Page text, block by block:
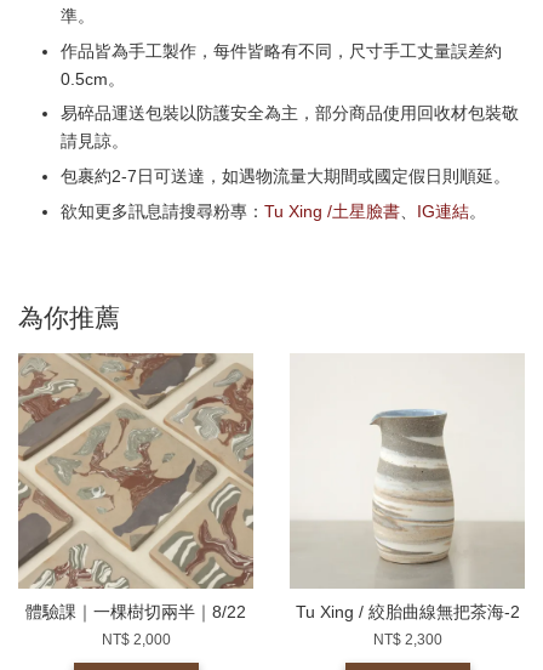
準。
作品皆為手工製作，每件皆略有不同，尺寸手工丈量誤差約
0.5cm。
易碎品運送包裝以防護安全為主，部分商品使用回收材包裝敬
請見諒。
包裹約2-7日可送達，如遇物流量大期間或國定假日則順延。
欲知更多訊息請搜尋粉專： Tu Xing /土星臉書 IG連結。
為你推薦
體驗課｜一棵樹切兩半｜8/22
NT$ 2,000
Tu Xing / 絞胎曲線無把茶海-2
NT$ 2,300